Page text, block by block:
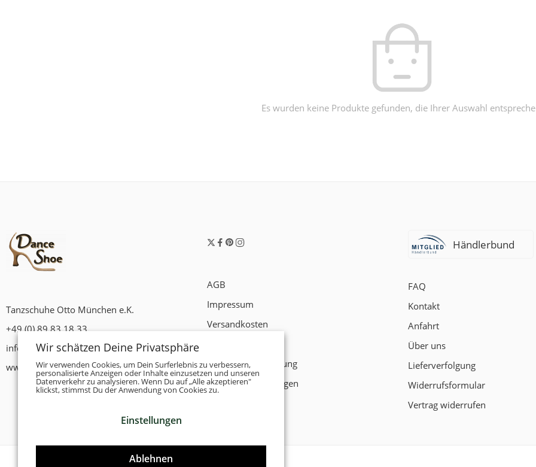
Es wurden keine Produkte gefunden, die Ihrer Auswahl
Tanzschuhe Otto München e.K.
+49 (0) 89 83 18 33
info@tanzschuhe-muenchen.de
www.tanzschuhe-muenchen.de
AGB
Impressum
Versandkosten
Datenschutzerklärung
Zahlungsbedingungen
Händlerbund
FAQ
Kontakt
Anfahrt
Über uns
Lieferverfolgung
Widerrufsformular
Vertrag widerrufen
Wir schätzen Deine Privatsphäre
Wir verwenden Cookies, um Dein Surferlebnis zu verbessern,
personalisierte Anzeigen oder Inhalte einzusetzen und unseren
Datenverkehr zu analysieren. Wenn Du auf „Alle akzeptieren"
klickst, stimmst Du der Anwendung von Cookies zu.
Einstellungen
Ablehnen